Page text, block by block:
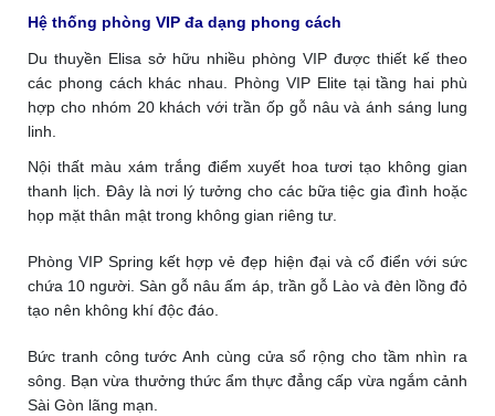
Hệ thống phòng VIP đa dạng phong cách
Du thuyền Elisa sở hữu nhiều phòng VIP được thiết kế theo
các phong cách khác nhau. Phòng VIP Elite tại tầng hai phù
hợp cho nhóm 20 khách với trần ốp gỗ nâu và ánh sáng lung
linh.
Nội thất màu xám trắng điểm xuyết hoa tươi tạo không gian
thanh lịch. Đây là nơi lý tưởng cho các bữa tiệc gia đình hoặc
họp mặt thân mật trong không gian riêng tư.
Phòng VIP Spring kết hợp vẻ đẹp hiện đại và cổ điển với sức
chứa 10 người. Sàn gỗ nâu ấm áp, trần gỗ Lào và đèn lồng đỏ
tạo nên không khí độc đáo.
Bức tranh công tước Anh cùng cửa sổ rộng cho tầm nhìn ra
sông. Bạn vừa thưởng thức ẩm thực đẳng cấp vừa ngắm cảnh
Sài Gòn lãng mạn.